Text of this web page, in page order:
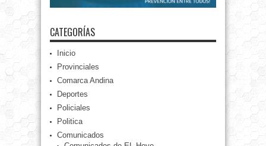
CATEGORÍAS
Inicio
Provinciales
Comarca Andina
Deportes
Policiales
Politica
Comunicados